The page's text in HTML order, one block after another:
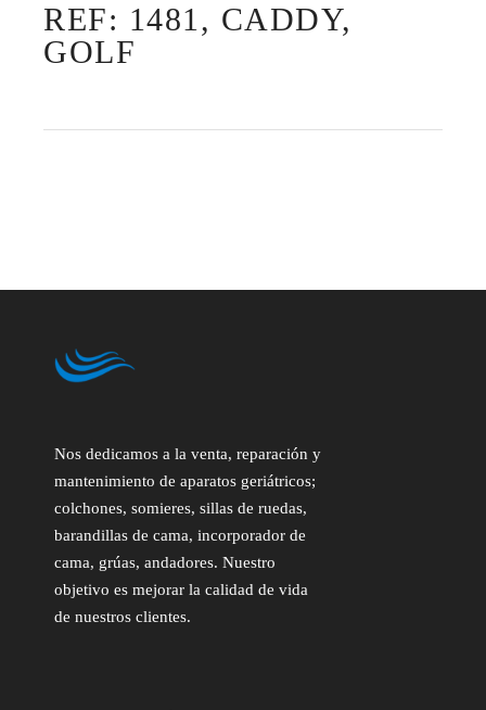
REF: 1481, CADDY,
GOLF
Nos dedicamos a la venta, reparación y
mantenimiento de aparatos geriátricos;
colchones, somieres, sillas de ruedas,
barandillas de cama, incorporador de
cama, grúas, andadores. Nuestro
objetivo es mejorar la calidad de vida
de nuestros clientes.